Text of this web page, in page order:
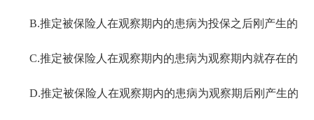
B.推定被保险人在观察期内的患病为投保之后刚产生的
C.推定被保险人在观察期内的患病为观察期内就存在的
D.推定被保险人在观察期内的患病为观察期后刚产生的